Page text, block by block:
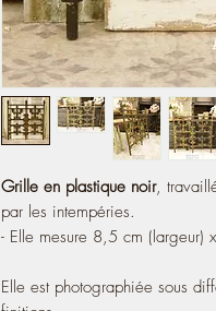
Grille en plastique noir,
par les intempéries.
- Elle mesure 8,5 cm (largeur)
Elle est photographiée sous